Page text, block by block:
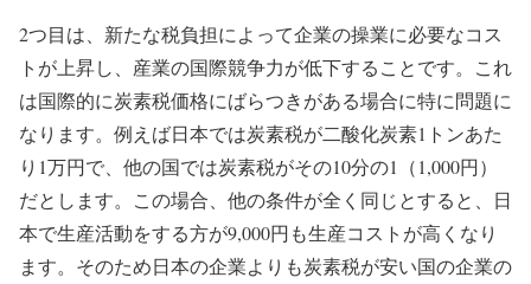
2つ目は、新たな税負担によって企業の操業に必要なコス
トが上昇し、産業の国際競争力が低下することです。これ
は国際的に炭素税価格にばらつきがある場合に特に問題に
なります。例えば日本では炭素税が二酸化炭素1トンあた
り1万円で、他の国では炭素税がその10分の1（1,000円）
だとします。この場合、他の条件が全く同じとすると、日
本で生産活動をする方が9,000円も生産コストが高くなり
ます。そのため日本の企業よりも炭素税が安い国の企業の